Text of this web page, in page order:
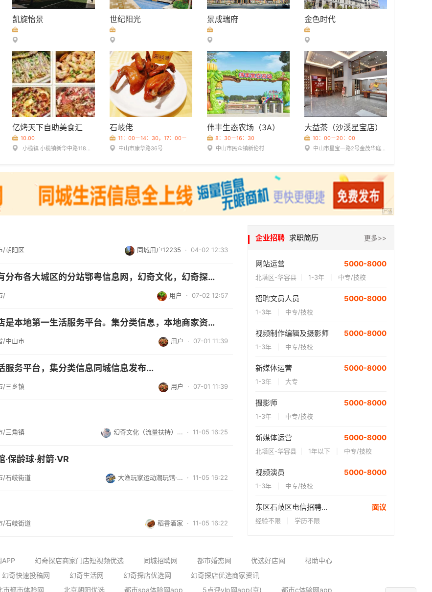
凯旋怡景 世纪阳光 景成瑞府 金色时代
亿烤天下自助美食汇
10.00
小榄镇 小榄镇新华中路118号向明外广场二楼
石岐佬
11：00－14：30，17：00－
21：30中山市康华路36号
伟丰生态农场（3A）
8：30－16：30
中山市民众镇新伦村
大益茶（沙溪星宝店）
10：00－20：00
中山市星宝一路2号金茂华庭5卡大益茶
/朝阳区 同城用户12235 · 04-02 12:33
主站中山人网及所有分布各大城区的分站鄂粤信息网，幻奇文化，幻奇探店，幻...
/ 用户 · 07-02 12:57
幻奇文化之幻奇探店是本地第一生活服务平台。集分类信息，本地商家资讯、 ...
/中山市 用户 · 07-01 11:39
服务平台，集分类信息同城信息发布...
/三乡镇 用户 · 07-01 11:39
/三角镇 幻奇文化（流量扶持）... · 11-05 16:25
保龄球·射箭·VR
/石岐街道 大渔玩家运动潮玩馆·... · 11-05 16:22
/石岐街道 稻香酒家 · 11-05 16:22
企业招聘 求职简历 更多>>
网站运营 5000-8000
北塔区-华容县 1-3年 中专/技校
招聘文员人员 5000-8000
1-3年 中专/技校
视频制作编辑及摄影师 5000-8000
1-3年 中专/技校
新媒体运营 5000-8000
1-3年 大专
摄影师 5000-8000
1-3年 中专/技校
新媒体运营 5000-8000
北塔区-华容县 1年以下 中专/技校
视频演员 5000-8000
1-3年 中专/技校
东区石岐区电信招聘装维工程师 面议
经验不限 学历不限
幻奇探店商家门店短视频优选 同城招聘网 都市婚恋网 优选好店网
帮助中心
幻奇快速投稿网 幻奇生活网 幻奇探店优选网
幻奇探店优选商家资讯
市都市体验网 北京朝阳优选 都市spa体验网app 5点评vlp网app(京) 都市c体验网app